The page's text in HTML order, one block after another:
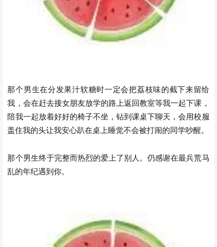
那个男生在分发果汁软糖时一定会把荔枝味的截下来留给
我，会在赶去接女朋友放学的路上返回教室等我一起下课，
陪我一起放着好好的椅子不坐，钻到课桌下聊天，会用校服
盖住我的头让我安心趴在桌上睡觉不会被打闹的同学吵醒。
那个男生终于完整而热烈的爱上了别人。仍感谢在最兵荒马
乱的年纪遇到你。